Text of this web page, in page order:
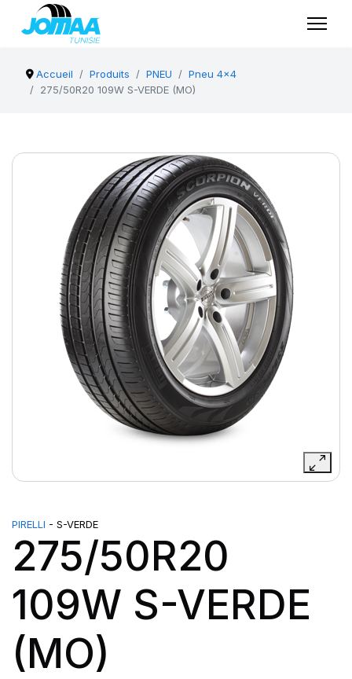
Accueil Produits PNEU
Pneu 4x4
275/50R20 109W S-VERDE (MO)
PIRELLI - S-VERDE
275/50R20
109W S-VERDE
(MO)